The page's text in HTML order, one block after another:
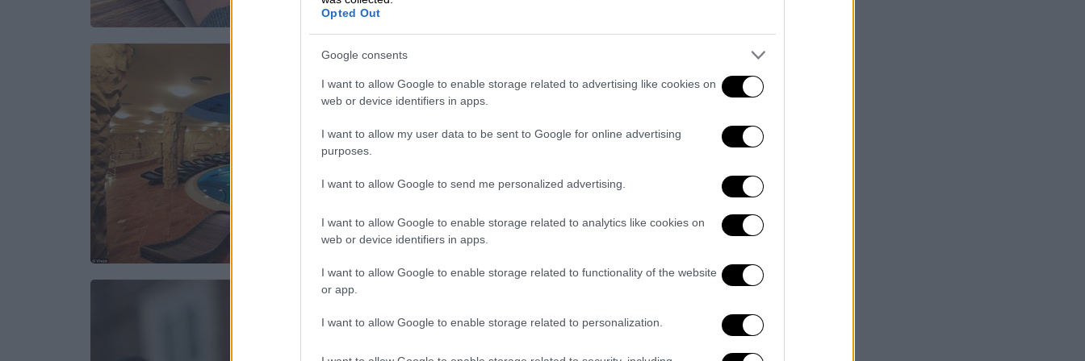
Opted Out
Google consents
I want to allow Google to enable storage related to advertising like cookies on
web or device identifiers in apps.
I want to allow my user data to be sent to Google for online advertising
purposes.
I want to allow Google to send me personalized advertising.
I want to allow Google to enable storage related to analytics like cookies on
web or device identifiers in apps.
I want to allow Google to enable storage related to functionality of the website
or app.
I want to allow Google to enable storage related to personalization.
Το Plan B για τις πανδημίες:
Πεντάστερα καταφύγια για να
γυμναστήρια, σπα, πάρκα για
νεροτσουλήθρες περιμένουν τους
κροίσους για τις δύσκολες ώρες…
Γκρέτα Τούνμπεργκ: Η 16χρονη